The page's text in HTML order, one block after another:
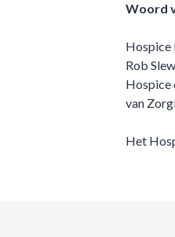
Woord
Hospice
Rob
Hospice
van
Het